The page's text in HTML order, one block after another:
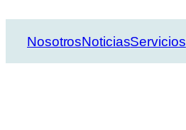
NosotrosNoticiasServicios